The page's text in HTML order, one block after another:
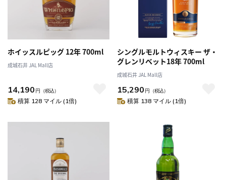
ホイッスルピッグ 12年 700ml
成城石井 JAL Mall店
14,190 円 （税込）
積算 128 マイル (1倍)
シングルモルトウィスキー ザ・
グレンリベット18年 700ml
成城石井 JAL Mall店
15,290 円 （税込）
積算 138 マイル (1倍)